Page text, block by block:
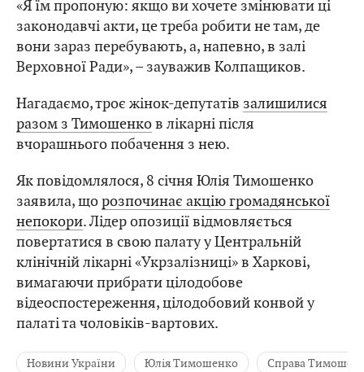
«Я їм пропоную: якщо ви хочете змінювати ці
законодавчі акти, це треба робити не там, де
вони зараз перебувають, а, напевно, в залі
Верховної Ради», – зауважив Колпащиков.
Нагадаємо, троє жінок-депутатів залишилися
разом з Тимошенков лікарні після
вчорашнього побачення з нею.
Як повідомлялося, 8 січня Юлія Тимошенко
заявила, щорозпочинає акцію громадянської
непокори. Лідер опозиції відмовляється
повертатися в свою палату у Центральній
клінічній лікарні «Укрзалізниці» в Харкові,
вимагаючи прибрати цілодобове
відеоспостереження, цілодобовий конвой у
палаті та чоловіків-вартових.
Новини України Юлія Тимошенко Справа